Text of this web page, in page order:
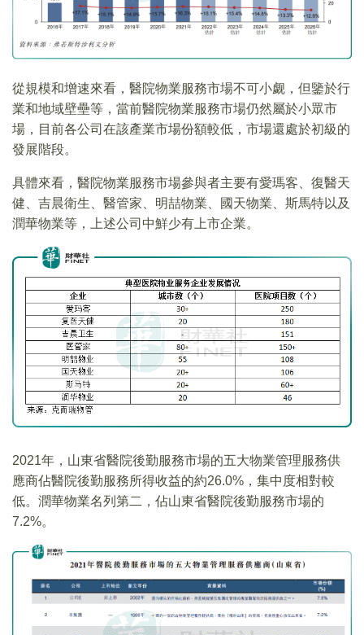
從規模和增速來看，醫院物業服務市場不可小觑，但鑒於行
業和地域壁壘等，當前醫院物業服務市場仍然屬於小眾市
場，目前各公司在該產業市場份額較低，市場還處於初級的
發展階段。
具體來看，醫院物業服務市場參與者主要有愛瑪客、復醫天
健、吉晨衛生、醫管家、明喆物業、國天物業、斯馬特以及
潤華物業等，上述公司中鮮少有上市企業。
2021年，山東省醫院後勤服務市場的五大物業管理服務供
應商佔醫院後勤服務所得收益的約26.0%，集中度相對較
低。潤華物業名列第二，佔山東省醫院後勤服務市場的
7.2%。